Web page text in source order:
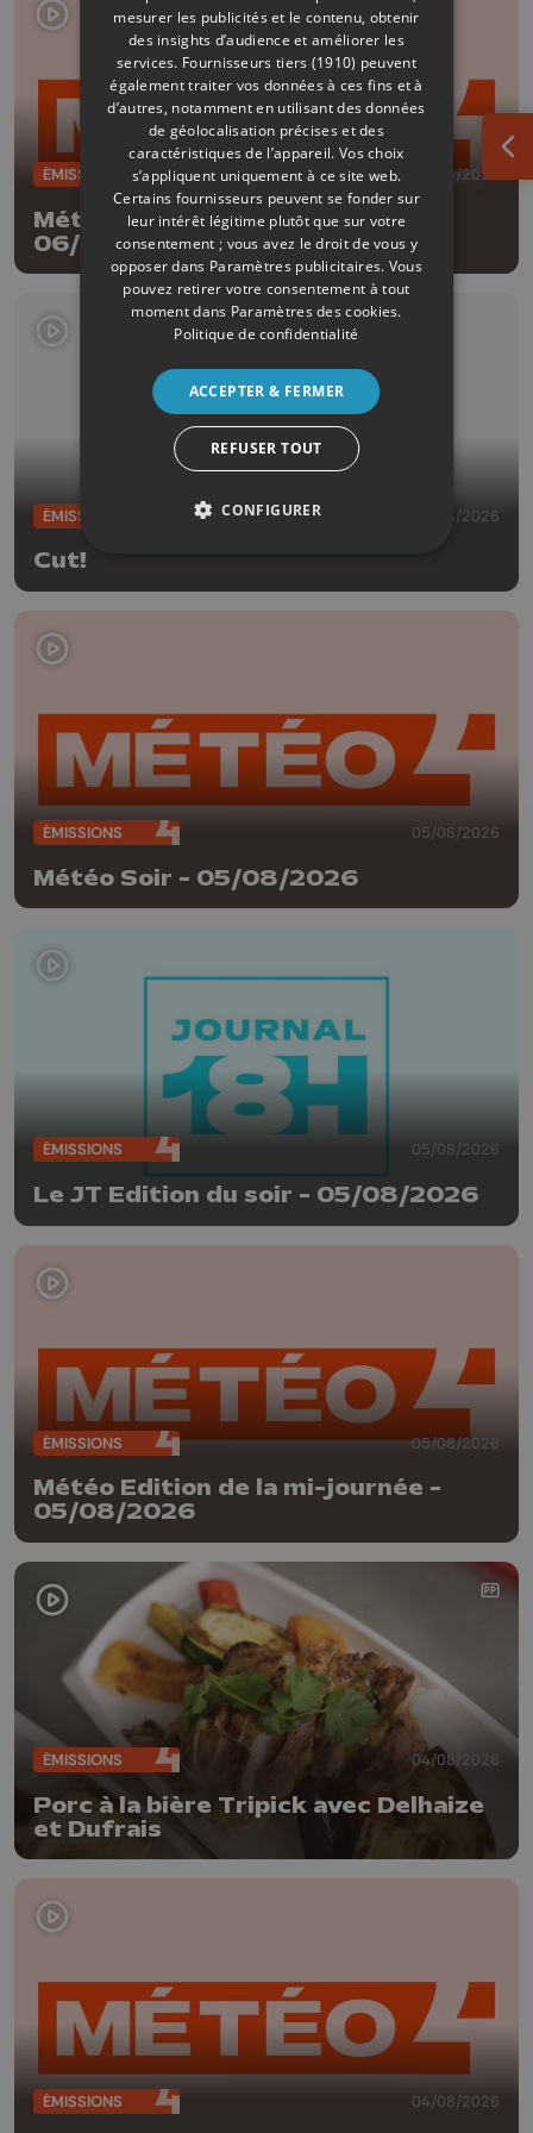
ÉMISSIONS 06/08/2026
Météo Edition de la mi-journée -
06/08/2026
ÉMISSIONS 05/08/2026
Cut!
ÉMISSIONS 05/08/2026
Météo Soir - 05/08/2026
ÉMISSIONS 05/08/2026
Le JT Edition du soir - 05/08/2026
ÉMISSIONS 05/08/2026
Météo Edition de la mi-journée -
05/08/2026
ÉMISSIONS 04/08/2026
Porc à la bière Tripick avec Delhaize
et Dufrais
ÉMISSIONS 04/08/2026
mesurer les publicités et le contenu, obtenir
des insights d’audience et améliorer les
services. Fournisseurs tiers (1910) peuvent
également traiter vos données à ces fins et à
d’autres, notamment en utilisant des données
de géolocalisation précises et des
caractéristiques de l’appareil. Vos choix
s’appliquent uniquement à ce site web.
Certains fournisseurs peuvent se fonder sur
leur intérêt légitime plutôt que sur votre
consentement ; vous avez le droit de vous y
opposer dans Paramètres publicitaires. Vous
pouvez retirer votre consentement à tout
moment dans Paramètres des cookies.
Politique de confidentialité
ACCEPTER & FERMER
REFUSER TOUT
CONFIGURER